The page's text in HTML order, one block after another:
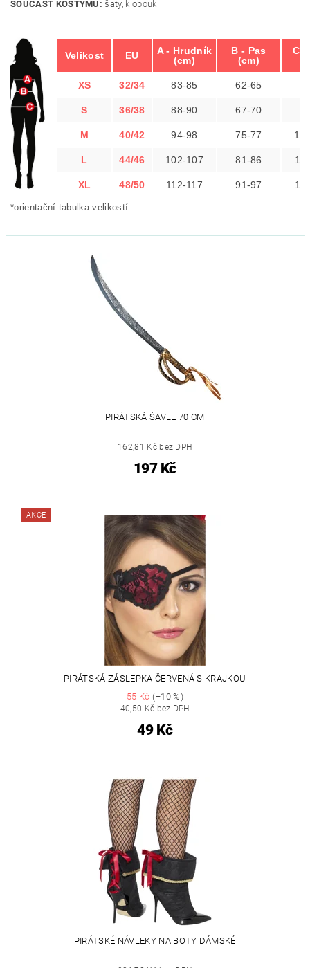
SOUČÁST KOSTÝMU: šaty, klobouk
Velikost EU
A - Hrudník
(cm)
B - Pas
(cm)
C -
XS 32/34 83-85 62-65
S 36/38 88-90 67-70
M 40/42 94-98 75-77
L 44/46 102-107 81-86
XL 48/50 112-117 91-97
*orientační tabulka velikostí
PIRÁTSKÁ ŠAVLE 70 CM
162,81 Kč bez DPH
197 Kč
AKCE
PIRÁTSKÁ ZÁSLEPKA ČERVENÁ S KRAJKOU
55 Kč(–10 %)
40,50 Kč bez DPH
49 Kč
PIRÁTSKÉ NÁVLEKY NA BOTY DÁMSKÉ